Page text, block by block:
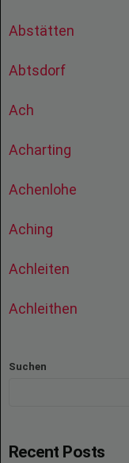
Abstätten
Abtsdorf
Ach
Acharting
Achenlohe
Aching
Achleiten
Achleithen
Suchen
Recent Posts